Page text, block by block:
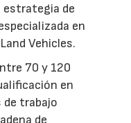
estrategia de
en
Vehicles.
70 y 120
en
de trabajo
de